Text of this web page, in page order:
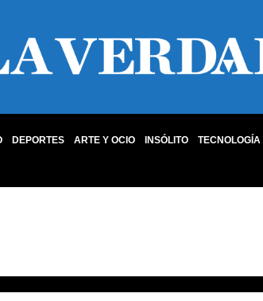
DEPORTES ARTE Y OCIO INSÓLITO TECNOLOGÍA